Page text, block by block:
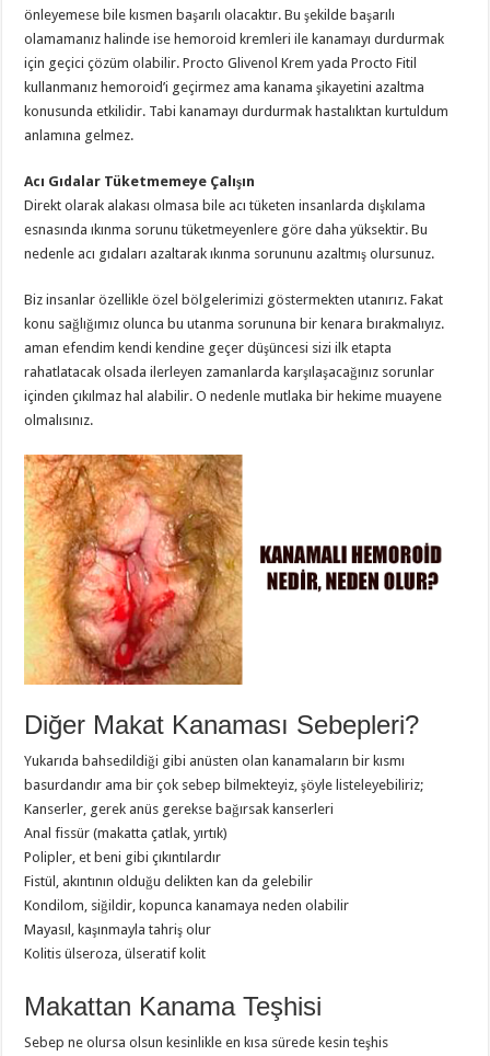
önleyemese bile kısmen başarılı olacaktır. Bu şekilde başarılı
olamamanız halinde ise hemoroid kremleri ile kanamayı durdurmak
için geçici çözüm olabilir. Procto Glivenol Krem yada Procto Fitil
kullanmanız hemoroid’i geçirmez ama kanama şikayetini azaltma
konusunda etkilidir. Tabi kanamayı durdurmak hastalıktan kurtuldum
anlamına gelmez.
Acı Gıdalar Tüketmemeye Çalışın
Direkt olarak alakası olmasa bile acı tüketen insanlarda dışkılama
esnasında ıkınma sorunu tüketmeyenlere göre daha yüksektir. Bu
nedenle acı gıdaları azaltarak ıkınma sorununu azaltmış olursunuz.
Biz insanlar özellikle özel bölgelerimizi göstermekten utanırız. Fakat
konu sağlığımız olunca bu utanma sorununa bir kenara bırakmalıyız.
aman efendim kendi kendine geçer düşüncesi sizi ilk etapta
rahatlatacak olsada ilerleyen zamanlarda karşılaşacağınız sorunlar
içinden çıkılmaz hal alabilir. O nedenle mutlaka bir hekime muayene
olmalısınız.
Diğer Makat Kanaması Sebepleri?
Yukarıda bahsedildiği gibi anüsten olan kanamaların bir kısmı
basurdandır ama bir çok sebep bilmekteyiz, şöyle listeleyebiliriz;
Kanserler, gerek anüs gerekse bağırsak kanserleri
Anal fissür (makatta çatlak, yırtık)
Polipler, et beni gibi çıkıntılardır
Fistül, akıntının olduğu delikten kan da gelebilir
Kondilom, siğildir, kopunca kanamaya neden olabilir
Mayasıl, kaşınmayla tahriş olur
Kolitis ülseroza, ülseratif kolit
Makattan Kanama Teşhisi
Sebep ne olursa olsun kesinlikle en kısa sürede kesin teşhis